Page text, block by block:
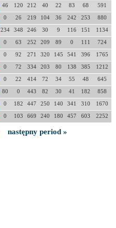
46 120 212 40 22 83 68 591
0 26 219 104 36 242 253 880
234 348 246 30 9 116 151 1134
0 63 252 209 89 0 111 724
0 92 271 320 145 541 396 1765
0 72 334 203 80 138 385 1212
0 22 414 72 34 55 48 645
80 0 443 82 30 41 182 858
0 182 447 250 140 341 310 1670
0 103 669 240 180 457 603 2252
następny period »